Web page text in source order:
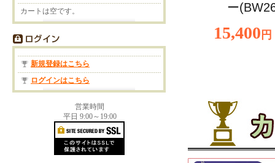
カートは空です。
新規登録はこちら
ログインはこちら
営業時間
平日 9:00～19:00
ー
15,400